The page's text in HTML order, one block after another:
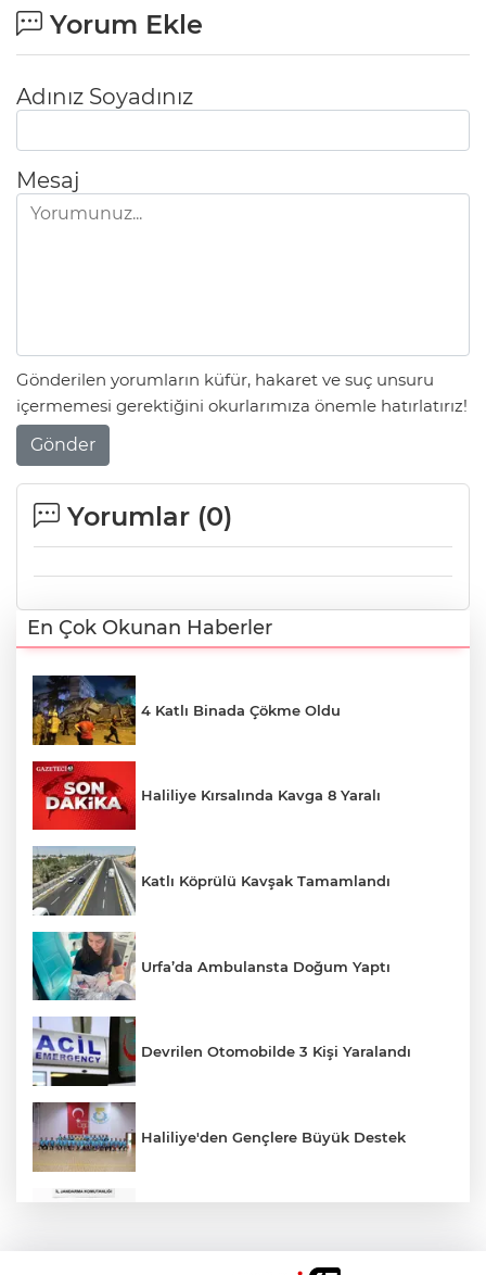
Yorum Ekle
Adınız Soyadınız
Mesaj
Gönderilen yorumların küfür, hakaret ve suç unsuru
içermemesi gerektiğini okurlarımıza önemle hatırlatırız!
Gönder
Yorumlar (0)
En Çok Okunan Haberler
4 Katlı Binada Çökme Oldu
Haliliye Kırsalında Kavga 8 Yaralı
Katlı Köprülü Kavşak Tamamlandı
Urfa’da Ambulansta Doğum Yaptı
Devrilen Otomobilde 3 Kişi Yaralandı
Haliliye'den Gençlere Büyük Destek